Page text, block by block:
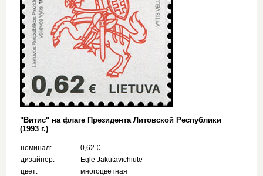
"Витис" на флаге Президента Литовской Республики
(1993 г.)
номинал:
0,62 €
дизайнер:
Egle Jakutavichiute
цвет:
многоцветная